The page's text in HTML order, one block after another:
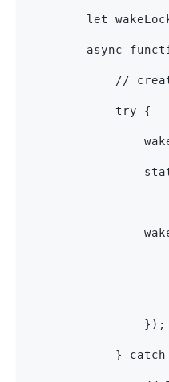
let
async
//
            try {
                });
} catch